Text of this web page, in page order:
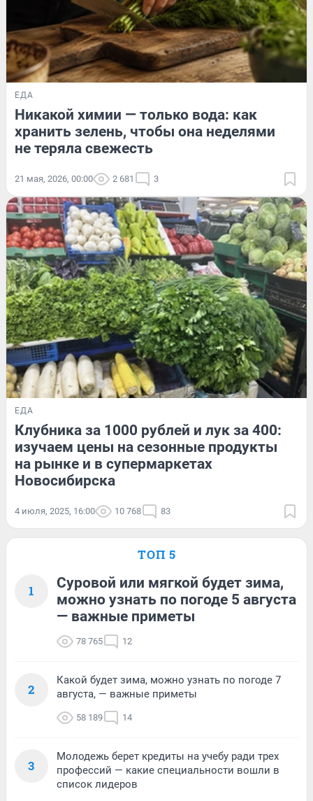
ЕДА
Никакой химии — только вода: как
хранить зелень, чтобы она неделями
не теряла свежесть
21 мая, 2026, 00:00 2 681 3
ЕДА
Клубника за 1000 рублей и лук за 400:
изучаем цены на сезонные продукты
на рынке и в супермаркетах
Новосибирска
4 июля, 2025, 16:00 10 768 83
ТОП 5
1
Суровой или мягкой будет зима,
можно узнать по погоде 5 августа
— важные приметы
78 765 12
2
Какой будет зима, можно узнать по погоде 7
августа, — важные приметы
58 189 14
3
Молодежь берет кредиты на учебу ради трех
профессий — какие специальности вошли в
список лидеров